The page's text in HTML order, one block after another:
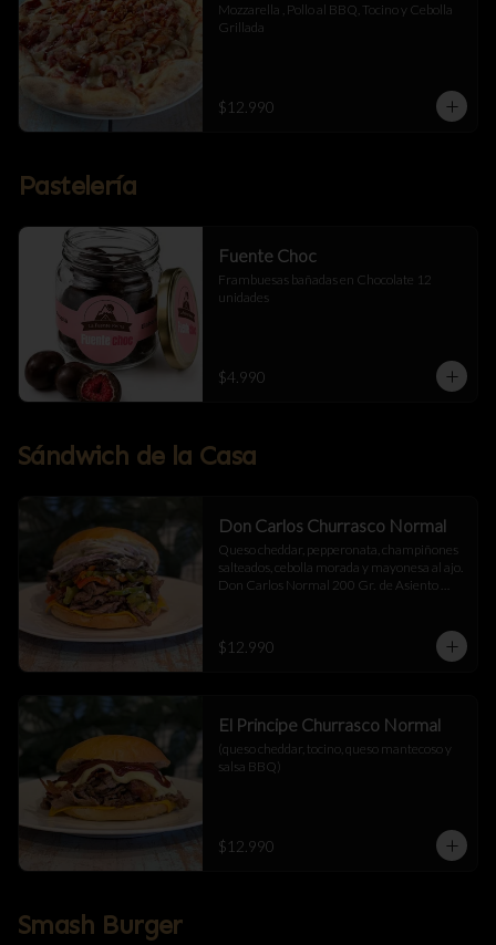
Mozzarella , Pollo al BBQ, Tocino y Cebolla
Grillada
$12.990
Pastelería
Fuente Choc
Frambuesas bañadas en Chocolate 12
unidades
$4.990
Sándwich de la Casa
Don Carlos Churrasco Normal
Queso cheddar, pepperonata, champiñones
salteados, cebolla morada y mayonesa al ajo.
Don Carlos Normal 200 Gr.  de Asiento
$12.990
El Principe Churrasco Normal
(queso cheddar, tocino, queso mantecoso y
salsa BBQ)
$12.990
Smash Burger